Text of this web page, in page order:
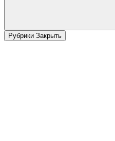
Рубрики Закрыть